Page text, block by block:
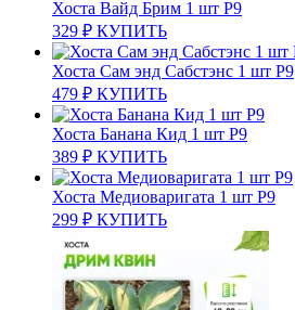
Хоста Вайд Брим 1 шт Р9
329 ₽ КУПИТЬ
Хоста Сам энд Сабстэнс 1 шт Р9
479 ₽ КУПИТЬ
Хоста Банана Кид 1 шт Р9
389 ₽ КУПИТЬ
Хоста Медиоваригата 1 шт Р9
299 ₽ КУПИТЬ